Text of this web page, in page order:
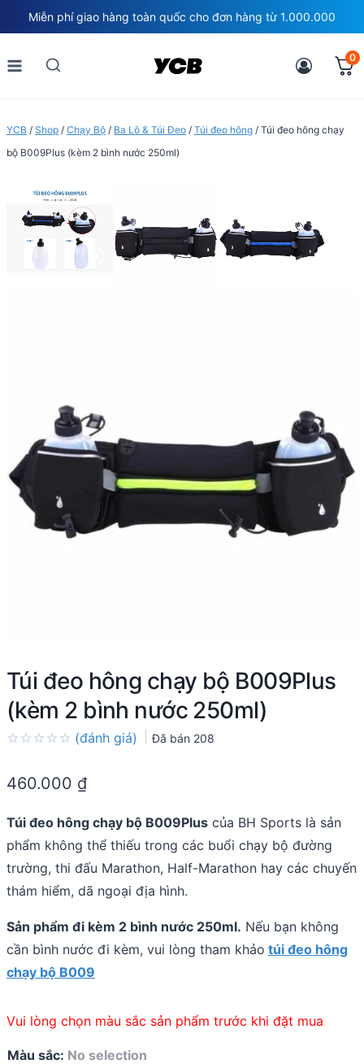
to
content
Miễn phí giao hàng toàn quốc cho đơn hàng từ 1.000.000
0
YCB / Shop / Chạy Bộ / Ba Lô & Túi Đeo / Túi đeo hông / Túi đeo hông chạy
bộ B009Plus (kèm 2 bình nước 250ml)
Túi đeo hông chạy bộ B009Plus
(kèm 2 bình nước 250ml)
out
(đánh giá) Đã bán 208
460.000 ₫
Túi đeo hông chạy bộ B009Plus của BH Sports là sản
phẩm không thể thiếu trong các buổi chạy bộ đường
trường, thi đấu Marathon, Half-Marathon hay các chuyến
thám hiểm, dã ngoại địa hình.
Sản phẩm đi kèm 2 bình nước 250ml. Nếu bạn không
cần bình nước đi kèm, vui lòng tham khảo túi đeo hông
chạy bộ B009
Vui lòng chọn màu sắc sản phẩm trước khi đặt mua
Màu sắc: No selection